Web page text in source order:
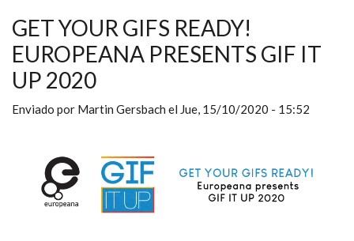
GET YOUR GIFS READY!
EUROPEANA PRESENTS GIF IT
UP 2020
Enviado por Martin Gersbach el Jue, 15/10/2020 - 15:52